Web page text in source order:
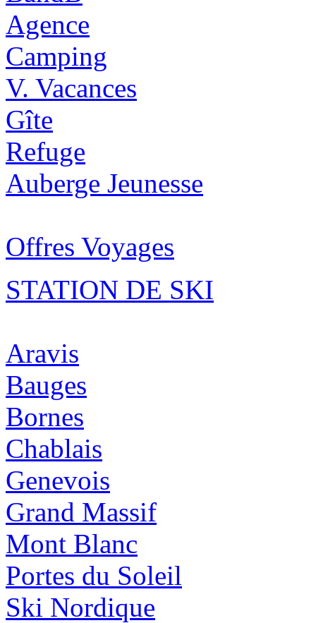
Agence
Camping
V. Vacances
Gîte
Refuge
Auberge Jeunesse
Offres Voyages
STATION DE SKI
Aravis
Bauges
Bornes
Chablais
Genevois
Grand Massif
Mont Blanc
Portes du Soleil
Ski Nordique